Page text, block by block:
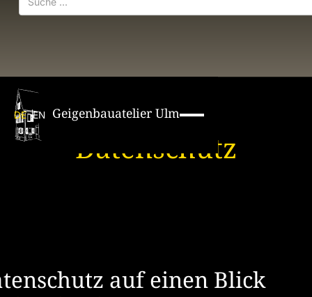
DE EN Geigenbauatelier Ulm
Datenschutz
auf einen Blick